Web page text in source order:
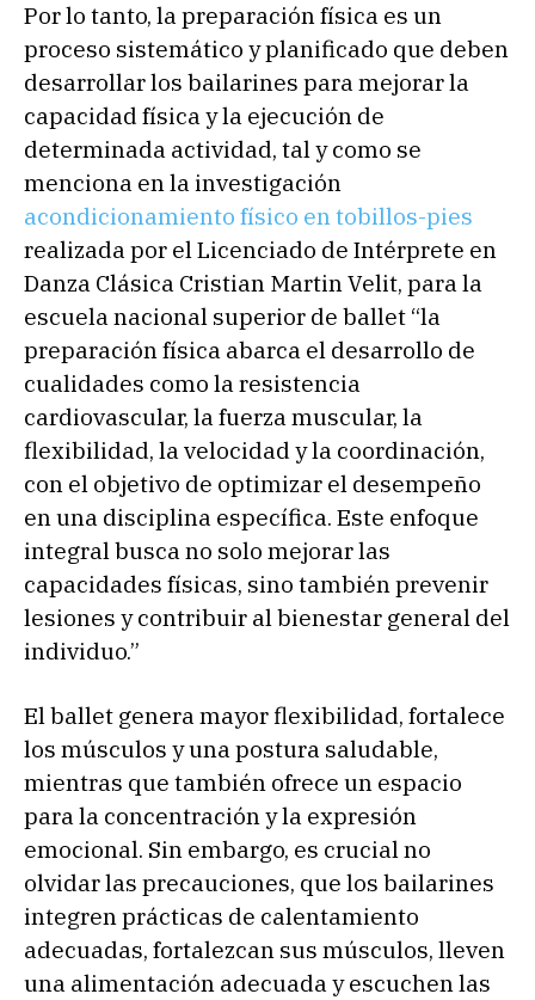
Por lo tanto, la preparación física es un
proceso sistemático y planificado que deben
desarrollar los bailarines para mejorar la
capacidad física y la ejecución de
determinada actividad, tal y como se
menciona en la investigación
acondicionamiento físico en tobillos-pies
realizada por el Licenciado de Intérprete en
Danza Clásica Cristian Martin Velit, para la
escuela nacional superior de ballet “la
preparación física abarca el desarrollo de
cualidades como la resistencia
cardiovascular, la fuerza muscular, la
flexibilidad, la velocidad y la coordinación,
con el objetivo de optimizar el desempeño
en una disciplina específica. Este enfoque
integral busca no solo mejorar las
capacidades físicas, sino también prevenir
lesiones y contribuir al bienestar general del
individuo.”
El ballet genera mayor flexibilidad, fortalece
los músculos y una postura saludable,
mientras que también ofrece un espacio
para la concentración y la expresión
emocional. Sin embargo, es crucial no
olvidar las precauciones, que los bailarines
integren prácticas de calentamiento
adecuadas, fortalezcan sus músculos, lleven
una alimentación adecuada y escuchen las